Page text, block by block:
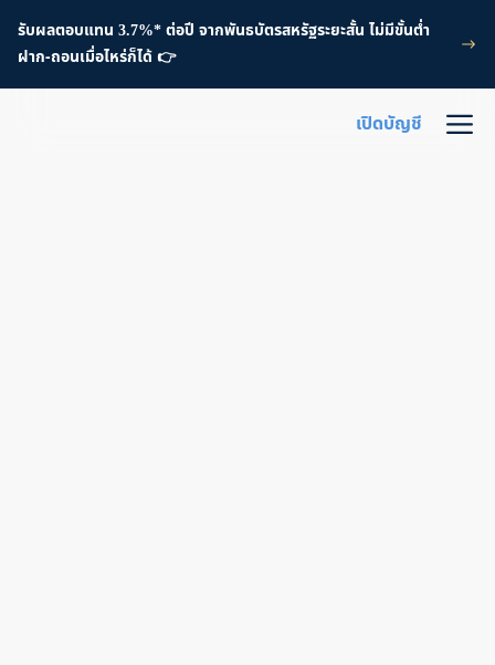
รับผลตอบแทน 3.7%* ต่อปี จากพันธบัตรสหรัฐระยะสั้น ไม่มีขั้นต่ำ
ฝาก-ถอนเมื่อไหร่ก็ได้ 👉
เปิดบัญชี